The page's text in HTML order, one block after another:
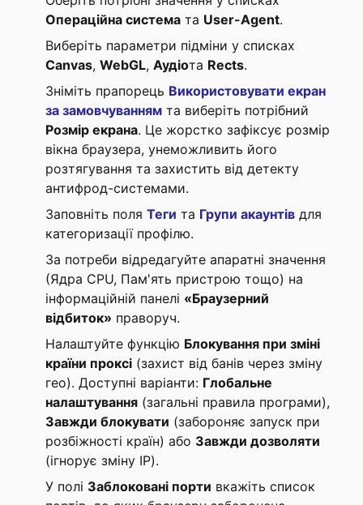
Операційна система та User-Agent.
Виберіть параметри підміни у списках
Canvas, WebGL, Аудіота Rects.
Зніміть прапорець Використовувати екран
за замовчуванням та виберіть потрібний
Розмір екрана. Це жорстко зафіксує розмір
вікна браузера, унеможливить його
розтягування та захистить від детекту
антифрод-системами.
Заповніть поля Теги та Групи акаунтів для
категоризації профілю.
За потреби відредагуйте апаратні значення
(Ядра CPU, Пам'ять пристрою тощо) на
інформаційній панелі «Браузерний
відбиток» праворуч.
Налаштуйте функцію Блокування при зміні
країни проксі (захист від банів через зміну
гео). Доступні варіанти: Глобальне
налаштування (загальні правила програми),
Завжди блокувати (забороняє запуск при
розбіжності країн) або Завжди дозволяти
(ігнорує зміну IP).
У полі Заблоковані порти вкажіть список